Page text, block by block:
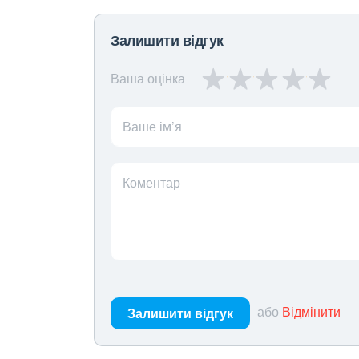
Залишити відгук
Ваша оцінка
Ваше ім’я
Коментар
Залишити відгук або Відмінити